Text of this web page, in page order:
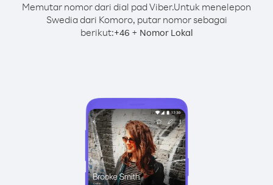
Memutar nomor dari dial pad Viber.Untuk menelepon
Swedia dari Komoro, putar nomor sebagai
berikut:+46 + Nomor Lokal